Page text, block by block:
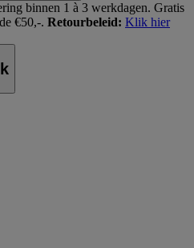
binnen 1 à 3 werkdagen. Gratis
€50,-. Retourbeleid: Klik hier